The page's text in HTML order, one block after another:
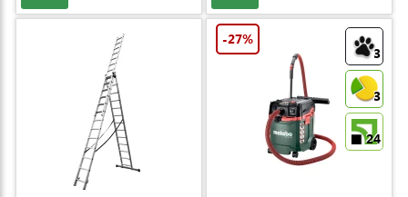
3
3
24
-27%